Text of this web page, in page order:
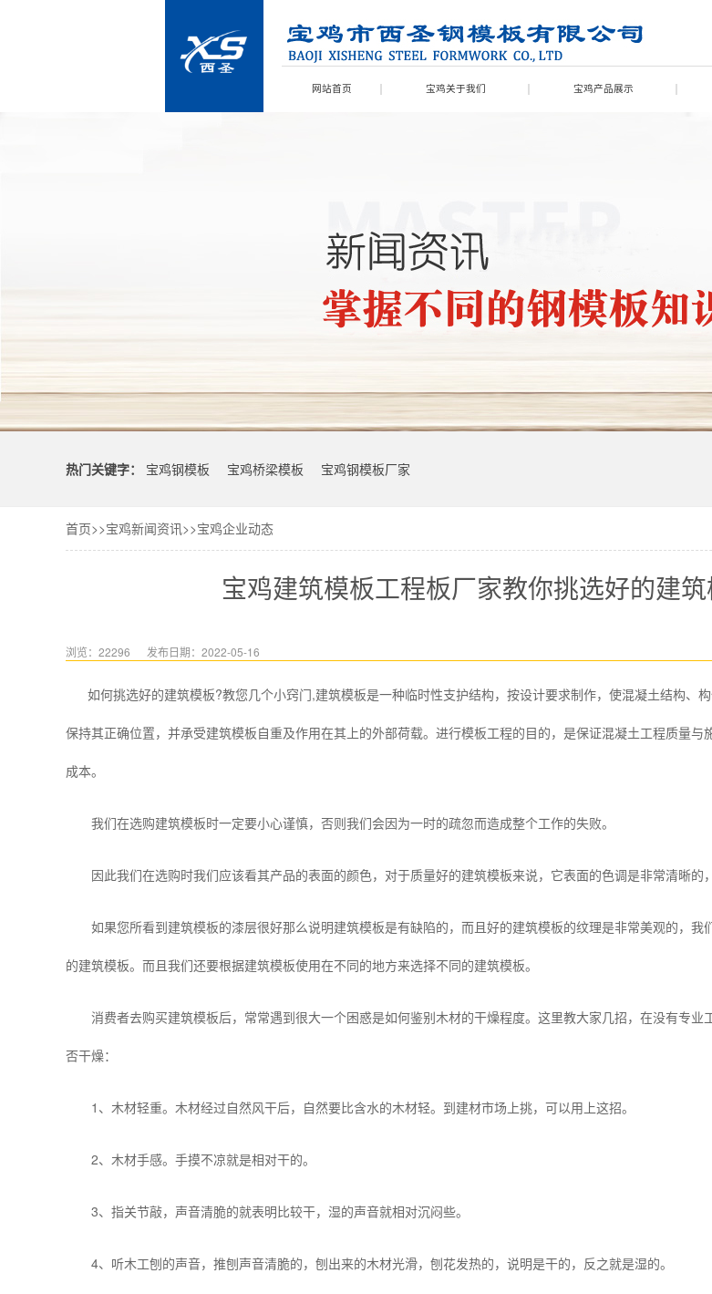
网站首页 宝鸡关于我们 宝鸡产品展示
热门关键字： 宝鸡钢模板 宝鸡桥梁模板 宝鸡钢模板厂家
首页>>宝鸡新闻资讯>>宝鸡企业动态
宝鸡建筑模板工程板厂家教你挑选好的建
浏览：22296 发布日期：2022-05-16
 如何挑选好的建筑模板?教您几个小窍门,建筑模板是一种临时性支护结构，按设计要求制作，使混凝土结构、构
保持其正确位置，并承受建筑模板自重及作用在其上的外部荷载。进行模板工程的目的，是保证混凝土工程质量与
成本。
我们在选购建筑模板时一定要小心谨慎，否则我们会因为一时的疏忽而造成整个工作的失败。
因此我们在选购时我们应该看其产品的表面的颜色，对于质量好的建筑模板来说，它表面的色调是非常清晰的
如果您所看到建筑模板的漆层很好那么说明建筑模板是有缺陷的，而且好的建筑模板的纹理是非常美观的，我
的建筑模板。而且我们还要根据建筑模板使用在不同的地方来选择不同的建筑模板。
消费者去购买建筑模板后，常常遇到很大一个困惑是如何鉴别木材的干燥程度。这里教大家几招，在没有专业
否干燥：
1、木材轻重。木材经过自然风干后，自然要比含水的木材轻。到建材市场上挑，可以用上这招。
2、木材手感。手摸不凉就是相对干的。
3、指关节敲，声音清脆的就表明比较干，湿的声音就相对沉闷些。
4、听木工刨的声音，推刨声音清脆的，刨出来的木材光滑，刨花发热的，说明是干的，反之就是湿的。